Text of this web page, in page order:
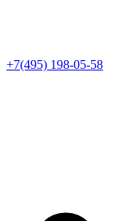
+7(495) 198-05-58